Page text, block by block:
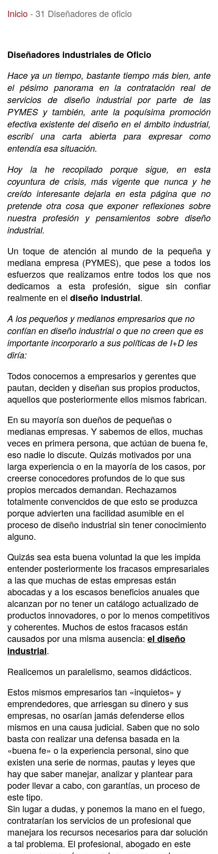
31 Diseñadores de oficio
Inicio- 31 Diseñadores de oficio
Diseñadores industriales de Oficio
Hace ya un tiempo, bastante tiempo más bien, ante
el pésimo panorama en la contratación real de
servicios de diseño industrial por parte de las
PYMES y también, ante la poquísima promoción
efectiva existente del diseño en el ámbito industrial,
escribí una carta abierta para expresar como
entendía esa situación.
Hoy la he recopilado porque sigue, en esta
coyuntura de crisis, más vigente que nunca y he
creído interesante dejarla en esta página que no
pretende otra cosa que exponer reflexiones sobre
nuestra profesión y pensamientos sobre diseño
industrial.
Un toque de atención al mundo de la pequeña y
mediana empresa (PYMES), que pese a todos los
esfuerzos que realizamos entre todos los que nos
dedicamos a esta profesión, sigue sin confiar
realmente en el diseño industrial.
A los pequeños y medianos empresarios que no
confían en diseño industrial o que no creen que es
importante incorporarlo a sus políticas de I+D les
diría:
Todos conocemos a empresarios y gerentes que
pautan, deciden y diseñan sus propios productos,
aquellos que posteriormente ellos mismos fabrican.
En su mayoría son dueños de pequeñas o
medianas empresas. Y sabemos de ellos, muchas
veces en primera persona, que actúan de buena fe,
eso nadie lo discute. Quizás motivados por una
larga experiencia o en la mayoría de los casos, por
creerse conocedores profundos de lo que sus
propios mercados demandan. Rechazamos
totalmente convencidos de que esto se produzca
porque advierten una facilidad asumible en el
proceso de diseño industrial sin tener conocimiento
alguno.
Quizás sea esta buena voluntad la que les impida
entender posteriormente los fracasos empresariales
a las que muchas de estas empresas están
abocadas y a los escasos beneficios anuales que
alcanzan por no tener un catálogo actualizado de
productos innovadores, o por lo menos competitivos
y coherentes. Muchos de estos fracasos están
causados por una misma ausencia: el diseño
industrial.
Realicemos un paralelismo, seamos didácticos.
Estos mismos empresarios tan «inquietos» y
emprendedores, que arriesgan su dinero y sus
empresas, no osarían jamás defenderse ellos
mismos en una causa judicial. Saben que no solo
basta con realizar una defensa basada en la
«buena fe» o la experiencia personal, sino que
existen una serie de normas, pautas y leyes que
hay que saber manejar, analizar y plantear para
poder llevar a cabo, con garantías, un proceso de
este tipo.
Sin lugar a dudas, y ponemos la mano en el fuego,
contratarían los servicios de un profesional que
manejara los recursos necesarios para dar solución
a tal problema. El profesional, abogado en este